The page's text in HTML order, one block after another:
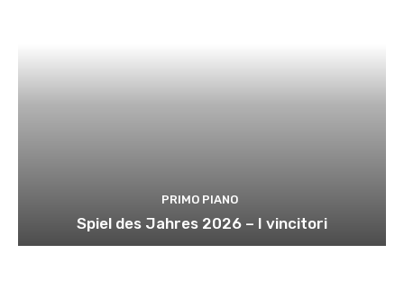
PRIMO PIANO
Spiel des Jahres 2026 – I vincitori